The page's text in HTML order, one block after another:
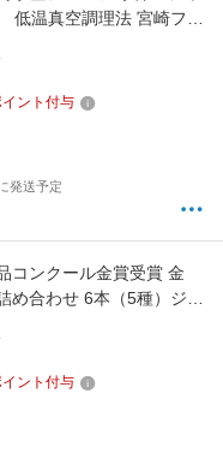
低温真空調理法 宮崎フル
金柑 ブルーベリー マ
ーツ パイナップル ぶど
ン ジャム 宮崎県 宮崎
ント付与
発送予定
コンクール金賞受賞 金
め合わせ 6本（5種）ジャ
ン 金柑ジャム 果肉 ス
柑マーマレード たんか
ギフト 贈答用 プレゼン
ント付与